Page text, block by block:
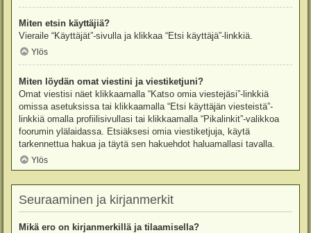
Miten etsin käyttäjiä?
Vieraile “Käyttäjät”-sivulla ja klikkaa “Etsi käyttäjä”-linkkiä.
Ylös
Miten löydän omat viestini ja viestiketjuni?
Omat viestisi näet klikkaamalla “Katso omia viestejäsi”-linkkiä
omissa asetuksissa tai klikkaamalla “Etsi käyttäjän viesteistä”-
linkkiä omalla profiilisivullasi tai klikkaamalla “Pikalinkit”-valikkoa
foorumin ylälaidassa. Etsiäksesi omia viestiketjuja, käytä
tarkennettua hakua ja täytä sen hakuehdot haluamallasi tavalla.
Ylös
Seuraaminen ja kirjanmerkit
Mikä ero on kirjanmerkillä ja tilaamisella?